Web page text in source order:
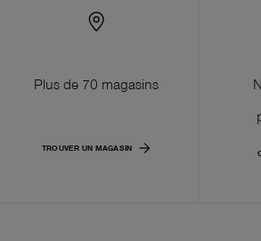
Plus de 70 magasins
TROUVER UN MAGASIN